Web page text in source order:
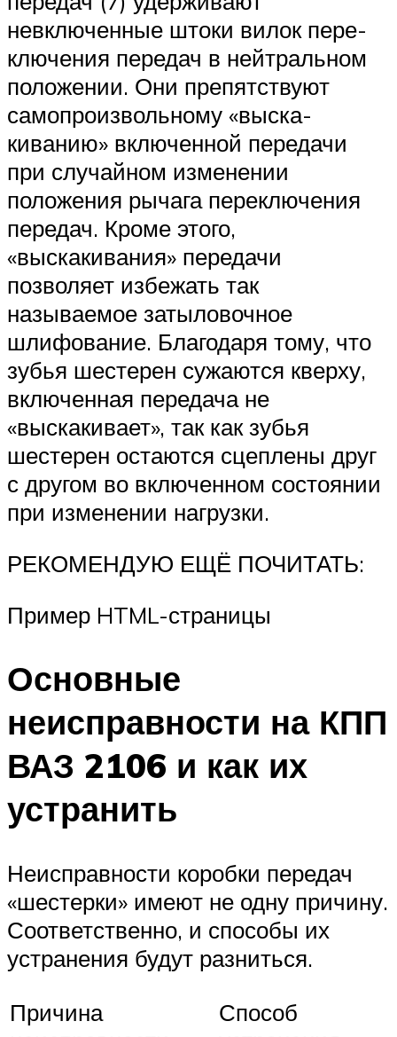
невключенные штоки вилок пере­
ключения передач в нейтральном
положении. Они препятствуют
самопроизвольному «выска­
киванию» включенной передачи
при случайном изменении
положения рычага переключения
передач. Кроме этого,
«выскакивания» передачи
позволяет избежать так
называемое затыловочное
шлифование. Благодаря тому, что
зубья ше­стерен сужаются кверху,
включенная передача не
«выскакивает», так как зубья
шестерен оста­ются сцеплены друг
с другом во включенном со­стоянии
при изменении нагрузки.
РЕКОМЕНДУЮ ЕЩЁ ПОЧИТАТЬ:
Пример HTML-страницы
Основные
неисправности на КПП
ВАЗ 2106 и как их
устранить
Неисправности коробки передач
«шестерки» имеют не одну причину.
Соответственно, и способы их
устранения будут разниться.
Причина
Способ